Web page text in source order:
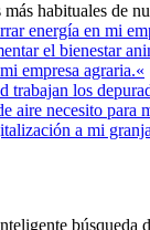
habituales de
energía en mi
el bienestar
empresa agraria.«
trabajan los
aire necesito para
a mi
búsqueda